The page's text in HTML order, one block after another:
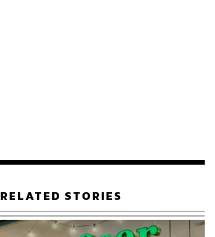
RELATED STORIES